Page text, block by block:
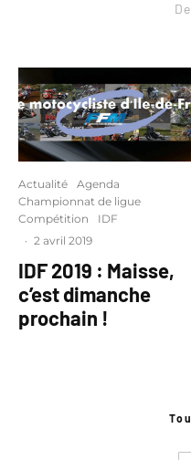
Actualité
Agenda
Championnat de ligue
Compétition
IDF
· 2 avril 2019
IDF 2019 : Maisse,
c’est dimanche
prochain !